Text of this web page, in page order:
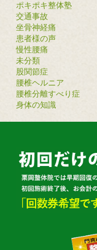
ポキポキ整体塾
交通事故
坐骨神経痛
患者様の声
慢性腰痛
未分類
股関節症
腰椎ヘルニア
腰椎分離すべり症
身体の知識